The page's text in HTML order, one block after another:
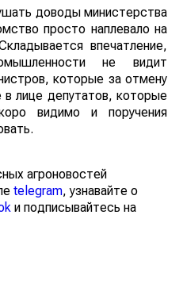
доводы министерства
просто наплевало на
впечатление,
не видит
которые за отмену
в лице депутатов, которые
видимо и поручения
агроновостей
telegram, узнавайте о
и подписывайтесь на